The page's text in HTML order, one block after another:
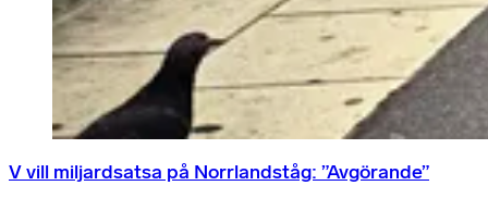
V vill miljardsatsa på Norrlandståg: ”Avgörande”